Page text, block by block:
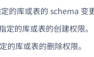
的库或表的 schema 变
定的库或表的创建权限。
的库或表的删除权限。